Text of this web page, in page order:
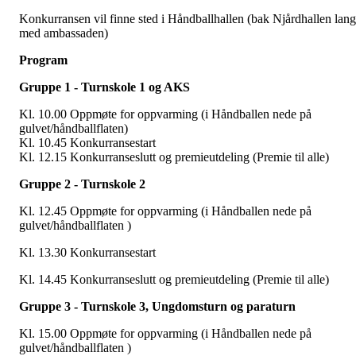
Konkurransen vil finne sted i Håndballhallen (bak Njårdhallen
med ambassaden)
Program
Gruppe 1 - Turnskole 1 og AKS
Kl. 10.00 Oppmøte for oppvarming (i Håndballen nede på
gulvet/håndballflaten)
Kl. 10.45 Konkurransestart
Kl. 12.15 Konkurranseslutt og premieutdeling (Premie til alle)
Gruppe 2 - Turnskole 2
Kl. 12.45 Oppmøte for oppvarming (i Håndballen nede på
gulvet/håndballflaten )
Kl. 13.30 Konkurransestart
Kl. 14.45 Konkurranseslutt og premieutdeling (Premie til alle)
Gruppe 3 - Turnskole 3, Ungdomsturn og paraturn
Kl. 15.00 Oppmøte for oppvarming (i Håndballen nede på
gulvet/håndballflaten )